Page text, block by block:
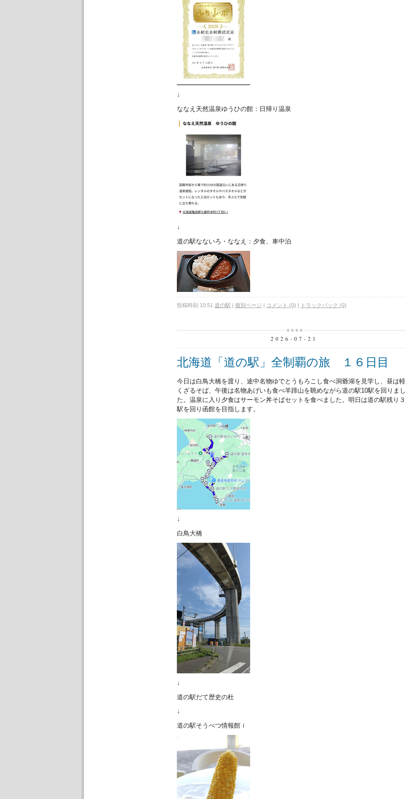
↓
ななえ天然温泉ゆうひの館：日帰り温泉
↓
道の駅なないろ・ななえ：夕食、車中泊
投稿時刻 10:51 道の駅 | 個別ページ | コメント (0) | トラックバック (0)
2026-07-21
北海道「道の駅」全制覇の旅 １６日目
今日は白鳥大橋を渡り、途中名物ゆでとうもろこし食べ洞爺湖を見学し、昼は軽
くざるそば、午後は名物あげいも食べ羊蹄山を眺めながら道の駅10駅を回りまし
た。温泉に入り夕食はサーモン丼そばセットを食べました。明日は道の駅残り３
駅を回り函館を目指します。
↓
白鳥大橋
↓
道の駅だて歴史の杜
↓
道の駅そうべつ情報館ｉ